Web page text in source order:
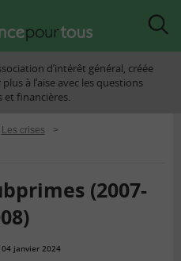
d’intérêt général, créée
à l’aise avec les questions
et financières.
Les crises
>
(2007-
janvier 2024